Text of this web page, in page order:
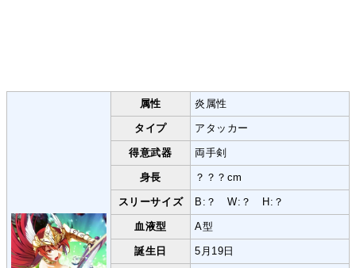
属性 炎属性
タイプ アタッカー
得意武器 両手剣
身長 ？？？cm
スリーサイズ B:？ W:？ H:？
血液型 A型
誕生日 5月19日